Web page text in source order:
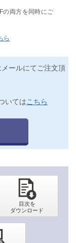
の両方を同時にご
ら
ールにてご注文頂
いてはこちら